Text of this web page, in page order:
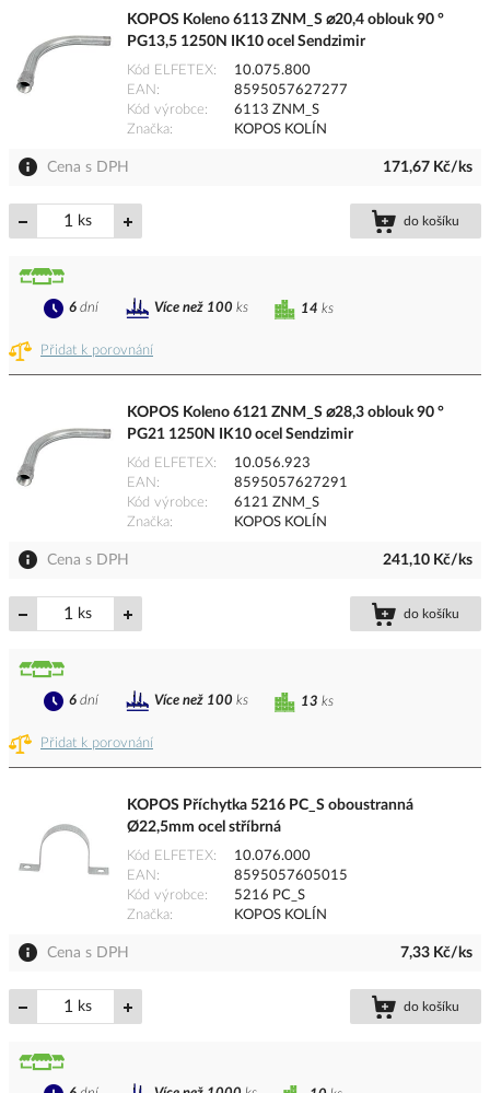
KOPOS Koleno 6113 ZNM_S ⌀20,4 oblouk 90 °
PG13,5 1250N IK10 ocel Sendzimir
Kód ELFETEX
10.075.800
EAN
8595057627277
Kód výrobce
6113 ZNM_S
Značka
KOPOS KOLÍN
Cena s DPH 171,67 Kč/ks
ks do košíku
Přidat k porovnání
14 ks
6 dní Více než 100 ks
KOPOS Koleno 6121 ZNM_S ⌀28,3 oblouk 90 °
PG21 1250N IK10 ocel Sendzimir
Kód ELFETEX
10.056.923
EAN
8595057627291
Kód výrobce
6121 ZNM_S
Značka
KOPOS KOLÍN
Cena s DPH 241,10 Kč/ks
ks do košíku
Přidat k porovnání
13 ks
6 dní Více než 100 ks
KOPOS Příchytka 5216 PC_S oboustranná
Ø22,5mm ocel stříbrná
Kód ELFETEX
10.076.000
EAN
8595057605015
Kód výrobce
5216 PC_S
Značka
KOPOS KOLÍN
Cena s DPH 7,33 Kč/ks
ks do košíku